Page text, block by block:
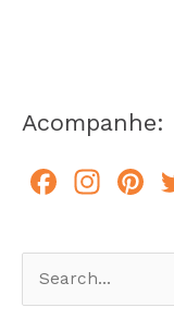
Acompanhe:
F
c
e
In
a
gr